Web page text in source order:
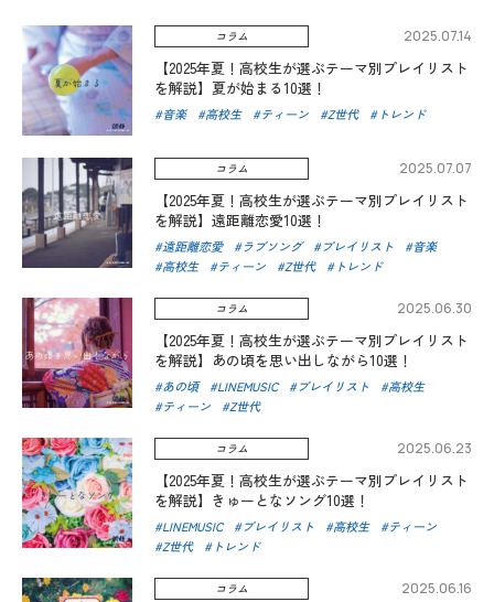
コラム 2025.07.14
【2025年夏！高校生が選ぶテーマ別プレイリスト
を解説】夏が始まる10選！
音楽 高校生 ティーン Z世代 トレンド
コラム 2025.07.07
【2025年夏！高校生が選ぶテーマ別プレイリスト
を解説】遠距離恋愛10選！
遠距離恋愛 ラブソング プレイリスト
音楽
高校生
ティーン Z世代 トレンド
コラム 2025.06.30
【2025年夏！高校生が選ぶテーマ別プレイリスト
を解説】あの頃を思い出しながら10選！
あの頃 LINEMUSIC プレイリスト
高校生
ティーン
Z世代
コラム 2025.06.23
【2025年夏！高校生が選ぶテーマ別プレイリスト
を解説】きゅーとなソング10選！
LINEMUSIC プレイリスト 高校生
ティーン
Z世代
トレンド
コラム 2025.06.16